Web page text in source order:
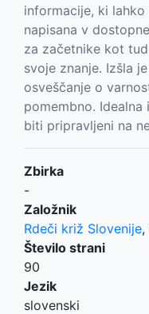
informacije, ki
napisana v
za začetnike kot
svoje znanje. Izšla
osveščanje o
pomembno.
biti pripravljeni na
Zbirka
-
Založnik
Rdeči križ Slovenije,
Število strani
90
Jezik
slovenski